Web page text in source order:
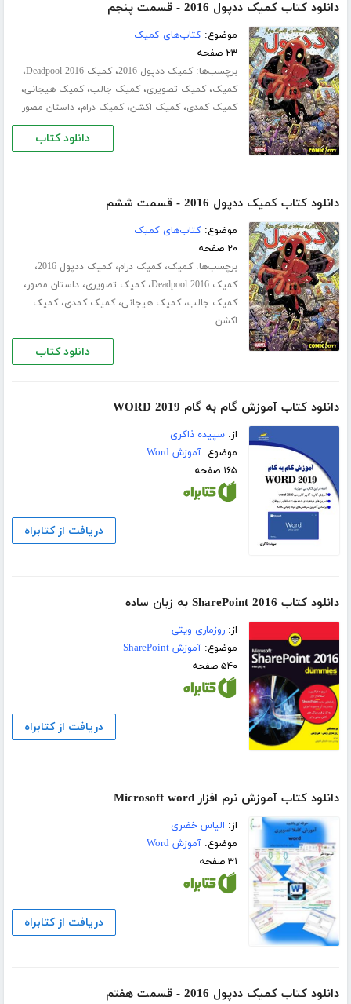
دانلود کتاب کمیک ددپول 2016 - قسمت پنجم
موضوع:کتاب‌های کمیک
۲۳ صفحه
برچسب‌ها:کمیک ددپول 2016 ،کمیک Deadpool 2016 ،
کمیک،کمیک تصویری،کمیک جالب،کمیک هیجانی،
کمیک کمدی،کمیک اکشن،کمیک درام،داستان مصور
دانلود کتاب
دانلود کتاب کمیک ددپول 2016 - قسمت ششم
موضوع:کتاب‌های کمیک
۲۰ صفحه
برچسب‌ها:کمیک،کمیک درام،کمیک ددپول 2016 ،
کمیک Deadpool 2016 ،کمیک تصویری،داستان مصور،
کمیک جالب،کمیک هیجانی،کمیک کمدی،کمیک
اکشن
دانلود کتاب
دانلود کتاب آموزش گام به گام WORD 2019
از:سپیده ذاکری
موضوع:آموزش Word
۱۶۵ صفحه
دریافت از کتابراه
دانلود کتاب SharePoint 2016 به زبان ساده
از:روزماری ویتی
موضوع:آموزش SharePoint
۵۴۰ صفحه
دریافت از کتابراه
دانلود کتاب آموزش نرم افزار Microsoft word
از: الیاس خضری
موضوع:آموزش Word
۳۱ صفحه
دریافت از کتابراه
دانلود کتاب کمیک ددپول 2016 - قسمت هفتم